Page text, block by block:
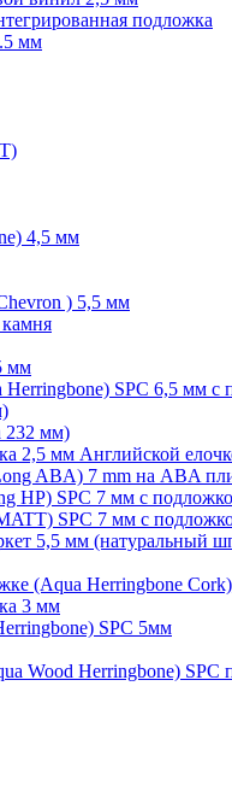
подложка
мм
4,5 мм
) 5,5 мм
мм
SPC 6,5 мм с
232 мм)
2,5 мм Английской
ABA) 7 mm на ABA
HP) SPC 7 мм с
SPC 7 мм с
5,5 мм (натуральный
(Aqua Herringbone
3 мм
SPC 5мм
Wood Herringbone) SPC